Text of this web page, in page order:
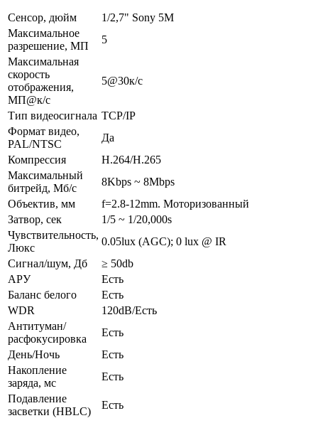
Сенсор, дюйм
1/2,7" Sony 5M
Максимальное
разрешение, МП
5
Максимальная
скорость
отображения,
МП@к/с
5@30к/c
Тип видеосигнала TCP/IP
Формат видео,
PAL/NTSC
Да
Компрессия
H.264/H.265
Максимальный
битрейд, Мб/с
8Kbps ~ 8Mbps
Объектив, мм
f=2.8-12mm. Моторизованный
Затвор, сек
1/5 ~ 1/20,000s
Чувствительность,
Люкс
0.05lux (AGC); 0 lux @ IR
Сигнал/шум, Дб
≥ 50db
АРУ
Есть
Баланс белого
Есть
WDR
120dB/Есть
Антитуман/
расфокусировка
Есть
День/Ночь
Есть
Накопление
заряда, мс
Есть
Подавление
засветки (HBLC)
Есть